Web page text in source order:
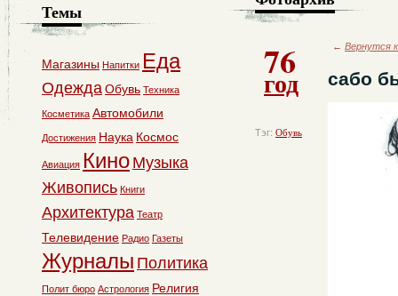
76
год
Тэг: Обувь
← Вернутся
сабо
Темы
Магазины Напитки Еда
ОдеждаОбувь Техника
Косметика Автомобили
Достижения Наука Космос
Авиация Кино Музыка
Живопись Книги
Архитектура Театр
Телевидение Радио Газеты
Журналы Политика
Полит бюро Астрология Религия